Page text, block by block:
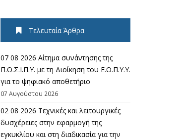
Τελευταία Άρθρα
07 08 2026 Αίτημα συνάντησης της
Π.Ο.Σ.Ι.Π.Υ. με τη Διοίκηση του Ε.Ο.Π.Υ.Υ.
για το ψηφιακό αποθετήριο
07 Αυγούστου 2026
02 08 2026 Τεχνικές και λειτουργικές
δυσχέρειες στην εφαρμογή της
εγκυκλίου και στη διαδικασία για την